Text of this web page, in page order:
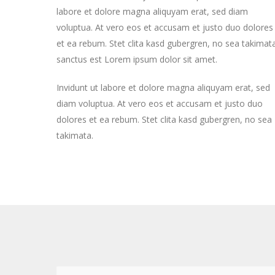
labore et dolore magna aliquyam erat, sed diam
voluptua. At vero eos et accusam et justo duo dolores
et ea rebum. Stet clita kasd gubergren, no sea
sanctus est Lorem ipsum dolor sit amet.
Invidunt ut labore et dolore magna aliquyam erat, sed
diam voluptua. At vero eos et accusam et justo duo
dolores et ea rebum. Stet clita kasd gubergren, no sea
takimata.